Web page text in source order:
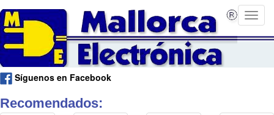
Síguenos en Facebook
Recomendados: